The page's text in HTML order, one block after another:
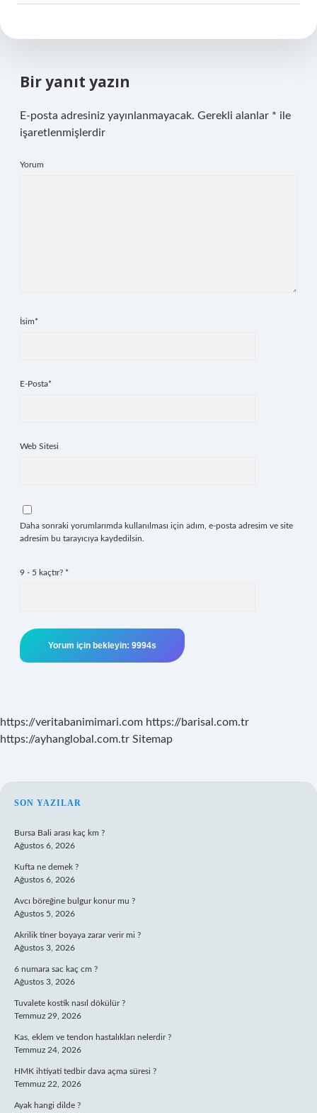
Bir yanıt yazın
E-posta adresiniz yayınlanmayacak. Gerekli alanlar * ile
işaretlenmişlerdir
Yorum
İsim*
E-Posta*
Web Sitesi
Daha sonraki yorumlarımda kullanılması için adım, e-posta adresim ve site
adresim bu tarayıcıya kaydedilsin.
9 - 5 kaçtır? *
https://veritabanimimari.com https://barisal.com.tr
https://ayhanglobal.com.tr Sitemap
SIDEBAR
SON YAZILAR
Bursa Bali arası kaç km ?
Ağustos 6, 2026
Kufta ne demek ?
Ağustos 6, 2026
Avcı böreğine bulgur konur mu ?
Ağustos 5, 2026
Akrilik tiner boyaya zarar verir mi ?
Ağustos 3, 2026
6 numara sac kaç cm ?
Ağustos 3, 2026
Tuvalete kostik nasıl dökülür ?
Temmuz 29, 2026
Kas, eklem ve tendon hastalıkları nelerdir ?
Temmuz 24, 2026
HMK ihtiyati tedbir dava açma süresi ?
Temmuz 22, 2026
Ayak hangi dilde ?